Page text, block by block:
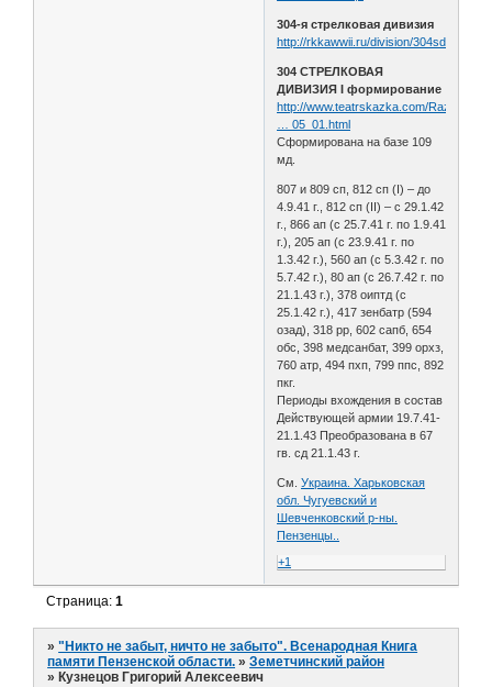
304-я стрелковая дивизия
http://rkkawwii.ru/division/304sdf1
304 СТРЕЛКОВАЯ
ДИВИЗИЯ I формирование
http://www.teatrskazka.com/Raznoe/
… 05_01.html
Сформирована на базе 109
мд.
807 и 809 сп, 812 сп (I) – до
4.9.41 г., 812 сп (II) – с 29.1.42
г., 866 ап (с 25.7.41 г. по 1.9.41
г.), 205 ап (с 23.9.41 г. по
1.3.42 г.), 560 ап (с 5.3.42 г. по
5.7.42 г.), 80 ап (с 26.7.42 г. по
21.1.43 г.), 378 оиптд (с
25.1.42 г.), 417 зенбатр (594
озад), 318 рр, 602 сапб, 654
обс, 398 медсанбат, 399 орхз,
760 атр, 494 пхп, 799 ппс, 892
пкг.
Периоды вхождения в состав
Действующей армии 19.7.41-
21.1.43 Преобразована в 67
гв. сд 21.1.43 г.
См.Украина. Харьковская
обл. Чугуевский и
Шевченковский р-ны.
Пензенцы..
+1
Страница:1
»"Никто не забыт, ничто не забыто". Всенародная Книга
памяти Пензенской области. »Земетчинский район
» Кузнецов Григорий Алексеевич